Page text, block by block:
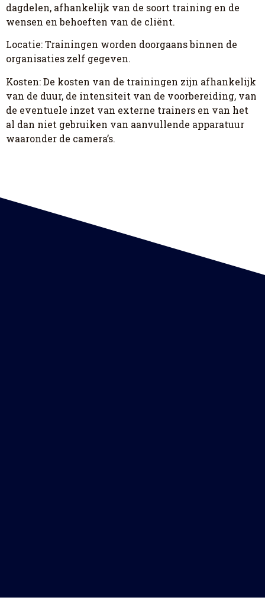
dagdelen, afhankelijk van de soort training en de
wensen en behoeften van de cliënt.
Locatie: Trainingen worden doorgaans binnen de
organisaties zelf gegeven.
Kosten: De kosten van de trainingen zijn afhankelijk
van de duur, de intensiteit van de voorbereiding, van
de eventuele inzet van externe trainers en van het
al dan niet gebruiken van aanvullende apparatuur
waaronder de camera’s.